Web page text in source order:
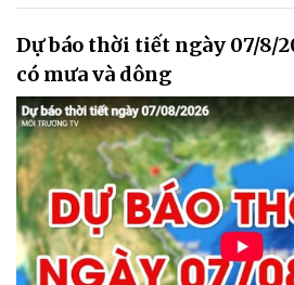
Dự báo thời tiết ngày 07/8/
có mưa và dông